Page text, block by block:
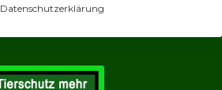
Datenschutzerklärung